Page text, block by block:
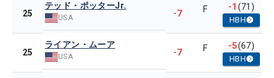
25
テッド・ポッターJr.
USA -7 F -1(71)
HBH
25
ライアン・ムーア
USA -7 F -5(67)
HBH